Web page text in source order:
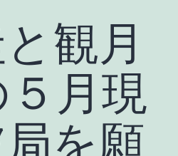
観月
月現
を願